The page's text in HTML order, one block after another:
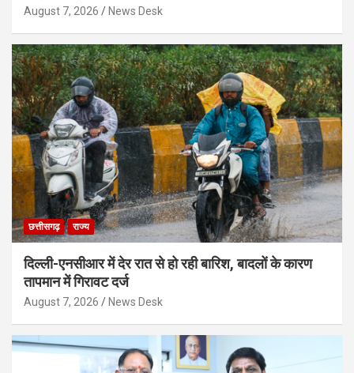
August 7, 2026 News Desk
छत्तीसगढ़ राज्य
दिल्ली-एनसीआर में देर रात से हो रही बारिश, बादलों के कारण
तापमान में गिरावट दर्ज
August 7, 2026 News Desk